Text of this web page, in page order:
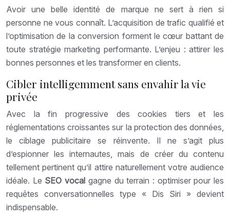
Avoir une belle identité de marque ne sert à rien si
personne ne vous connaît. L’acquisition de trafic qualifié et
l’optimisation de la conversion forment le cœur battant de
toute stratégie marketing performante. L’enjeu : attirer les
bonnes personnes et les transformer en clients.
Cibler intelligemment sans envahir la vie
privée
Avec la fin progressive des cookies tiers et les
réglementations croissantes sur la protection des données,
le ciblage publicitaire se réinvente. Il ne s’agit plus
d’espionner les internautes, mais de créer du contenu
tellement pertinent qu’il attire naturellement votre audience
idéale. Le SEO vocal gagne du terrain : optimiser pour les
requêtes conversationnelles type « Dis Siri » devient
indispensable.